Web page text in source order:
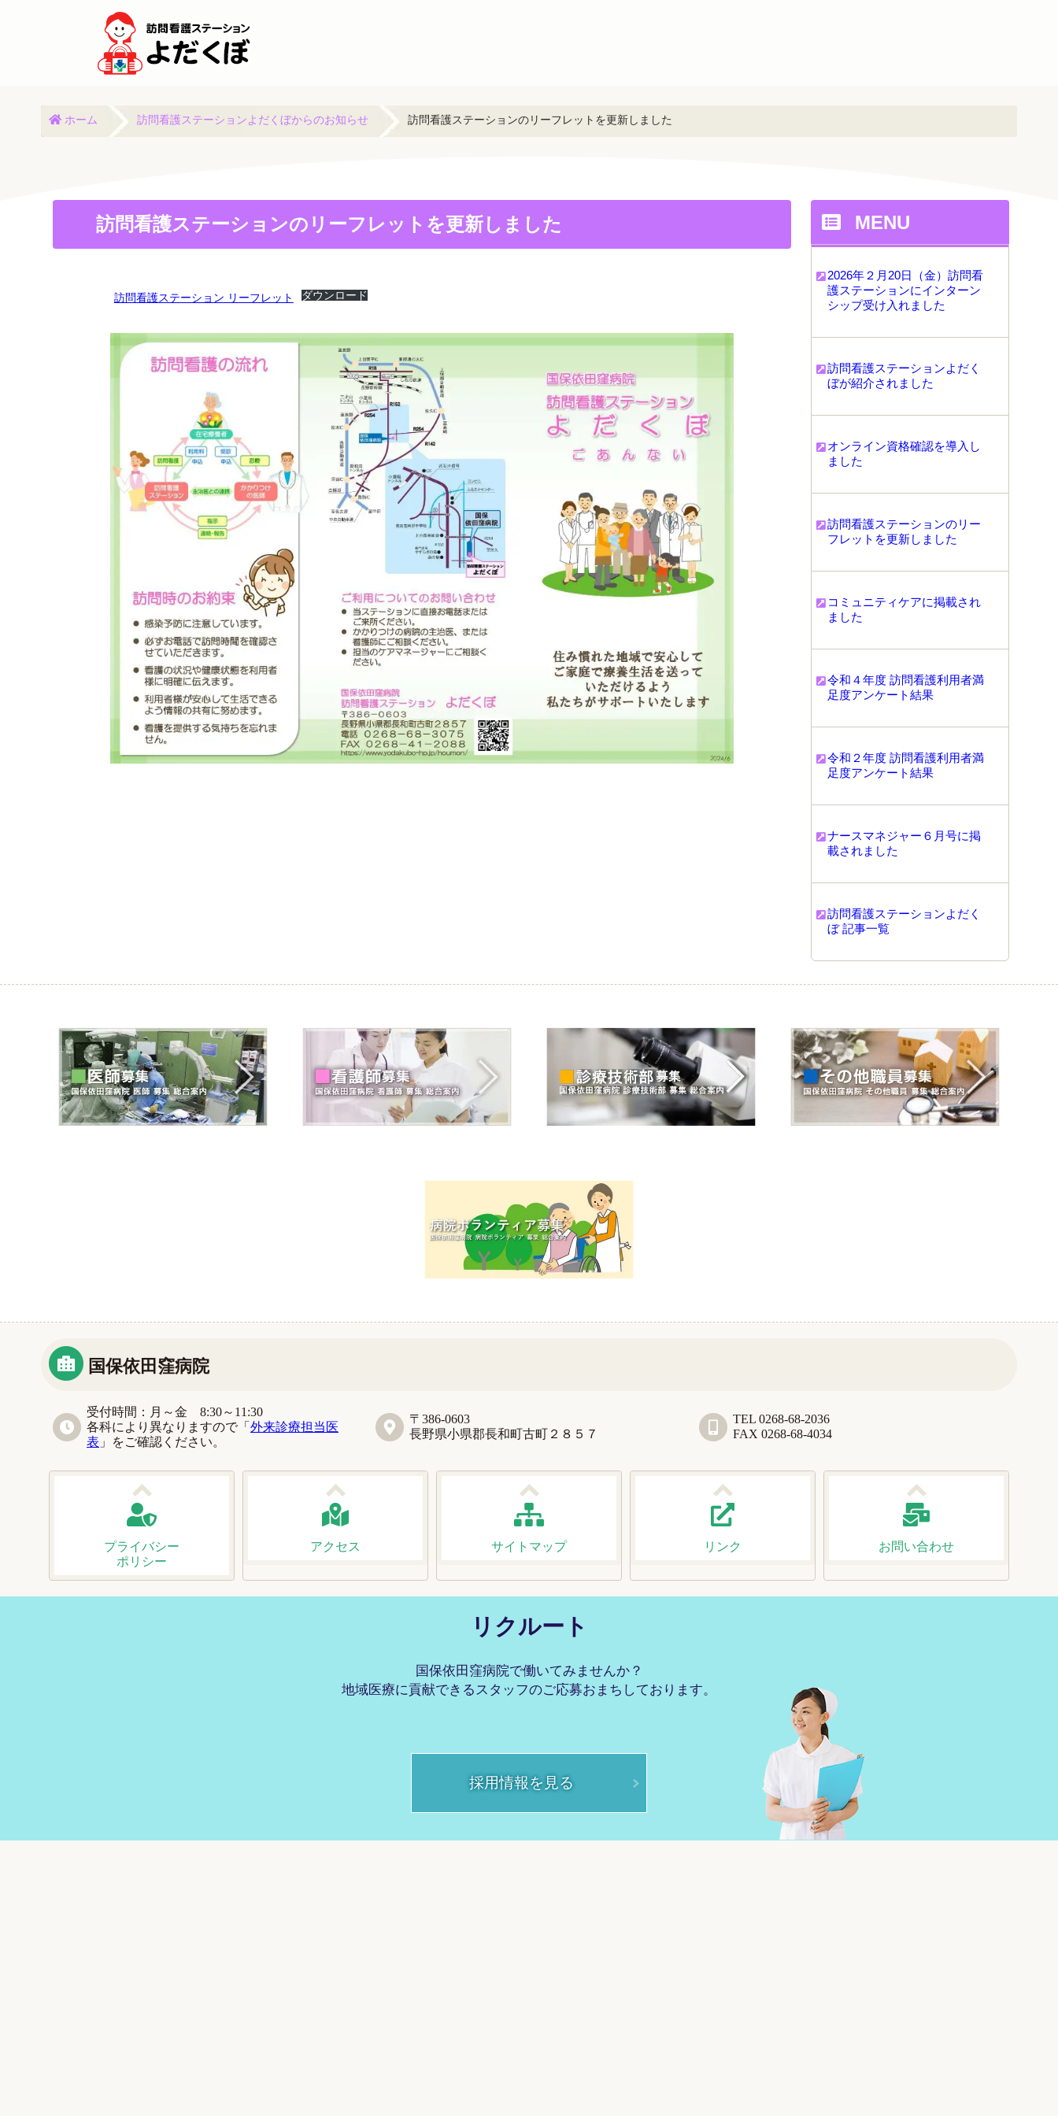
ホーム 訪問看護ステーションよだくぼからのお知らせ 訪問看護ステーションのリーフレットを更新しました
訪問看護ステーションのリーフレットを更新しました
訪問看護ステーション リーフレット ダウンロード
MENU
2026年２月20日（金）訪問看
護ステーションにインターン
シップ受け入れました
訪問看護ステーションよだく
ぼが紹介されました
オンライン資格確認を導入し
ました
訪問看護ステーションのリー
フレットを更新しました
コミュニティケアに掲載され
ました
令和４年度 訪問看護利用者満
足度アンケート結果
令和２年度 訪問看護利用者満
足度アンケート結果
ナースマネジャー６月号に掲
載されました
訪問看護ステーションよだく
ぼ 記事一覧
国保依田窪病院
受付時間：月～金 8:30～11:30
各科により異なりますので「 外来診療担当医
表 」をご確認ください。
〒386-0603
長野県小県郡長和町古町２８５７
TEL 0268-68-2036
FAX 0268-68-4034
プライバシー
ポリシー
アクセス サイトマップ リンク お問い合わせ
リクルート
国保依田窪病院で働いてみませんか？
地域医療に貢献できるスタッフのご応募おまちしております。
採用情報を見る